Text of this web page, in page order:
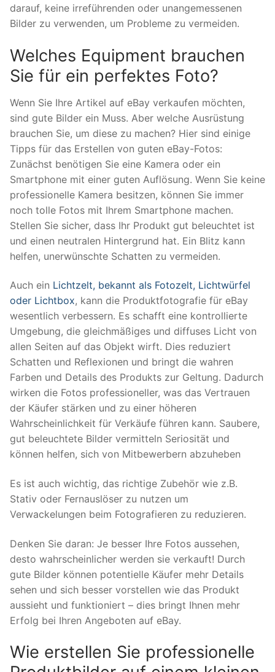
darauf, keine irreführenden oder unangemessenen
Bilder zu verwenden, um Probleme zu vermeiden.
Welches Equipment brauchen
Sie für ein perfektes Foto?
Wenn Sie Ihre Artikel auf eBay verkaufen möchten,
sind gute Bilder ein Muss. Aber welche Ausrüstung
brauchen Sie, um diese zu machen? Hier sind einige
Tipps für das Erstellen von guten eBay-Fotos:
Zunächst benötigen Sie eine Kamera oder ein
Smartphone mit einer guten Auflösung. Wenn Sie keine
professionelle Kamera besitzen, können Sie immer
noch tolle Fotos mit Ihrem Smartphone machen.
Stellen Sie sicher, dass Ihr Produkt gut beleuchtet ist
und einen neutralen Hintergrund hat. Ein Blitz kann
helfen, unerwünschte Schatten zu vermeiden.
Auch ein Lichtzelt, bekannt als Fotozelt, Lichtwürfel
oder Lichtbox, kann die Produktfotografie für eBay
wesentlich verbessern. Es schafft eine kontrollierte
Umgebung, die gleichmäßiges und diffuses Licht von
allen Seiten auf das Objekt wirft. Dies reduziert
Schatten und Reflexionen und bringt die wahren
Farben und Details des Produkts zur Geltung. Dadurch
wirken die Fotos professioneller, was das Vertrauen
der Käufer stärken und zu einer höheren
Wahrscheinlichkeit für Verkäufe führen kann. Saubere,
gut beleuchtete Bilder vermitteln Seriosität und
können helfen, sich von Mitbewerbern abzuheben
Es ist auch wichtig, das richtige Zubehör wie z.B.
Stativ oder Fernauslöser zu nutzen um
Verwackelungen beim Fotografieren zu reduzieren.
Denken Sie daran: Je besser Ihre Fotos aussehen,
desto wahrscheinlicher werden sie verkauft! Durch
gute Bilder können potentielle Käufer mehr Details
sehen und sich besser vorstellen wie das Produkt
aussieht und funktioniert – dies bringt Ihnen mehr
Erfolg bei Ihren Angeboten auf eBay.
Wie erstellen Sie professionelle